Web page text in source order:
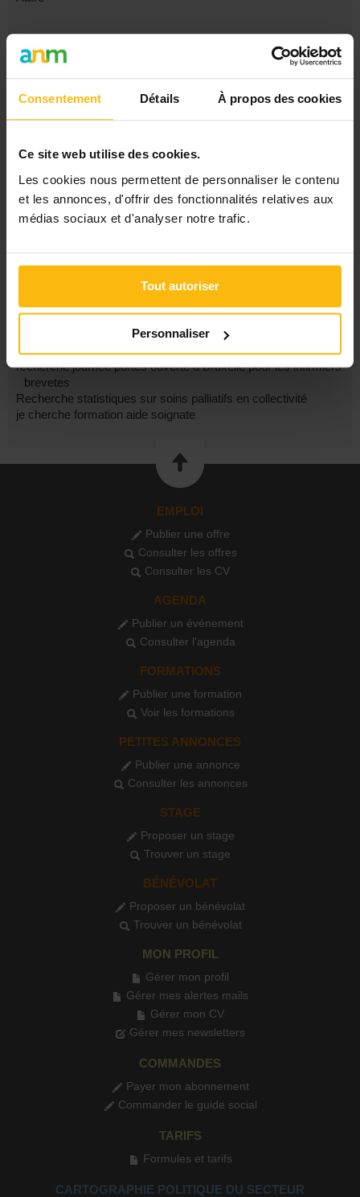
Consentement Détails À propos des cookies
Ce site web utilise des cookies.
Les cookies nous permettent de personnaliser le contenu
et les annonces, d'offrir des fonctionnalités relatives aux
médias sociaux et d'analyser notre trafic.
Tout autoriser
Personnaliser
Un père désespéré
FORMATION - Accompagnement des écoles dans la mise en
œuvre du programme-cadre
œuvre du programme-cadre
Cours du soir assistante sociale
FILTRES
DANS LA RUBRIQUE « AIDE-SOIGNANT(E) »
Formation Soins Palliatifs
Pma
recherche journee portes ouverte à Bruxelle pour les infirmiers
brevetes
Recherche statistiques sur soins palliatifs en collectivité
je cherche formation aide soignate
EMPLOI
Publier une offre
Consulter les offres
Consulter les CV
AGENDA
Publier un événement
Consulter l'agenda
FORMATIONS
Publier une formation
Voir les formations
PETITES ANNONCES
Publier une annonce
Consulter les annonces
STAGE
Proposer un stage
Trouver un stage
BÉNÉVOLAT
Proposer un bénévolat
Trouver un bénévolat
MON PROFIL
Gérer mon profil
Gérer mes alertes mails
Gérer mon CV
Gérer mes newsletters
COMMANDES
Payer mon abonnement
Commander le guide social
TARIFS
Formules et tarifs
CARTOGRAPHIE POLITIQUE DU SECTEUR